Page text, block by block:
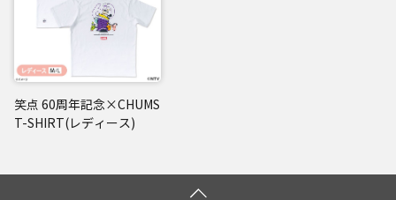
笑点 60周年記念×CHUMS
T-SHIRT(レディース)